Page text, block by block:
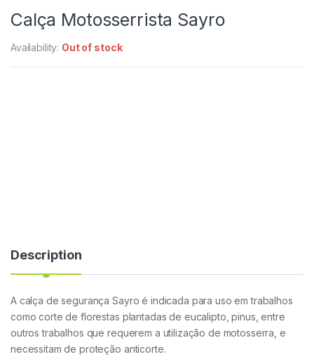
Calça Motosserrista Sayro
Availability: Out of stock
Description
A calça de segurança Sayro é indicada para uso em trabalhos
como corte de florestas plantadas de eucalipto, pinus, entre
outros trabalhos que requerem a utilização de motosserra, e
necessitam de proteção anticorte.